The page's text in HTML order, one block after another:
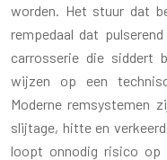
worden. Het stuur dat
rempedaal dat
carrosserie die siddert
wijzen op een
Moderne remsystemen
slijtage, hitte en
loopt onnodig risico op